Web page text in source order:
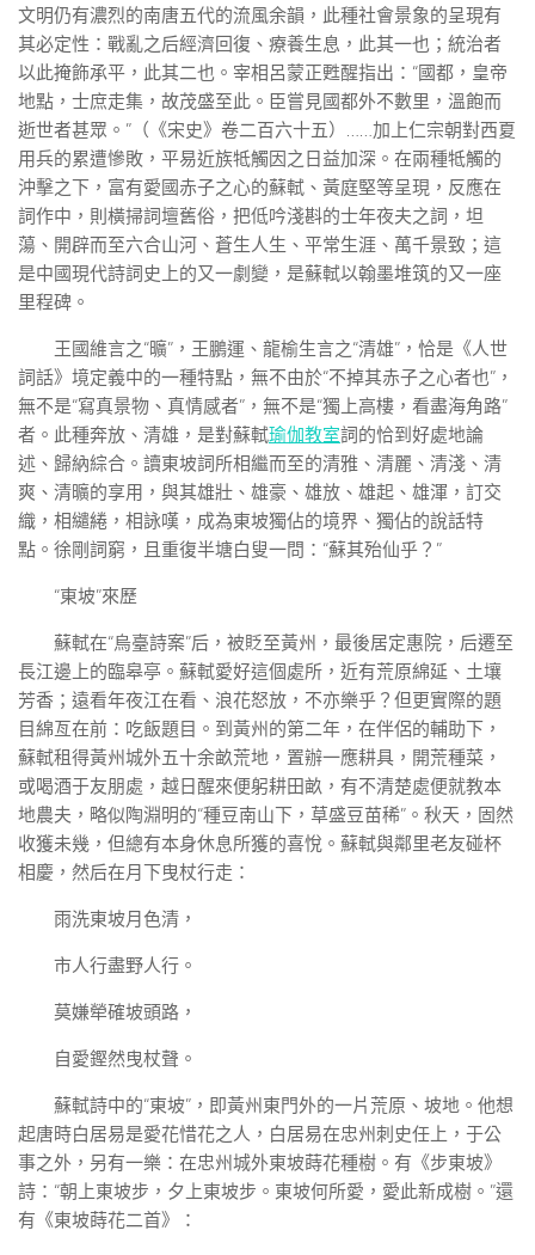
文明仍有濃烈的南唐五代的流風余韻，此種社會景象的呈現有
其必定性：戰亂之后經濟回復、療養生息，此其一也；統治者
以此掩飾承平，此其二也。宰相呂蒙正甦醒指出：“國都，皇帝
地點，士庶走集，故茂盛至此。臣嘗見國都外不數里，溫飽而
逝世者甚眾。”（《宋史》卷二百六十五）……加上仁宗朝對西夏
用兵的累遭慘敗，平易近族牴觸因之日益加深。在兩種牴觸的
沖擊之下，富有愛國赤子之心的蘇軾、黃庭堅等呈現，反應在
詞作中，則橫掃詞壇舊俗，把低吟淺斟的士年夜夫之詞，坦
蕩、開辟而至六合山河、蒼生人生、平常生涯、萬千景致；這
是中國現代詩詞史上的又一劇變，是蘇軾以翰墨堆筑的又一座
里程碑。
王國維言之“曠”，王鵬運、龍榆生言之“清雄”，恰是《人世
詞話》境定義中的一種特點，無不由於“不掉其赤子之心者也”，
無不是“寫真景物、真情感者”，無不是“獨上高樓，看盡海角路”
者。此種奔放、清雄，是對蘇軾瑜伽教室詞的恰到好處地論
述、歸納綜合。讀東坡詞所相繼而至的清雅、清麗、清淺、清
爽、清曠的享用，與其雄壯、雄豪、雄放、雄起、雄渾，訂交
織，相繾綣，相詠嘆，成為東坡獨佔的境界、獨佔的說話特
點。徐剛詞窮，且重復半塘白叟一問：“蘇其殆仙乎？”
“東坡”來歷
蘇軾在“烏臺詩案”后，被貶至黃州，最後居定惠院，后遷至
長江邊上的臨皋亭。蘇軾愛好這個處所，近有荒原綿延、土壤
芳香；遠看年夜江在看、浪花怒放，不亦樂乎？但更實際的題
目綿亙在前：吃飯題目。到黃州的第二年，在伴侶的輔助下，
蘇軾租得黃州城外五十余畝荒地，置辦一應耕具，開荒種菜，
或喝酒于友朋處，越日醒來便躬耕田畝，有不清楚處便就教本
地農夫，略似陶淵明的“種豆南山下，草盛豆苗稀”。秋天，固然
收獲未幾，但總有本身休息所獲的喜悅。蘇軾與鄰里老友碰杯
相慶，然后在月下曳杖行走：
雨洗東坡月色清，
市人行盡野人行。
莫嫌犖確坡頭路，
自愛鏗然曳杖聲。
蘇軾詩中的“東坡”，即黃州東門外的一片荒原、坡地。他想
起唐時白居易是愛花惜花之人，白居易在忠州刺史任上，于公
事之外，另有一樂：在忠州城外東坡蒔花種樹。有《步東坡》
詩：“朝上東坡步，夕上東坡步。東坡何所愛，愛此新成樹。”還
有《東坡蒔花二首》：